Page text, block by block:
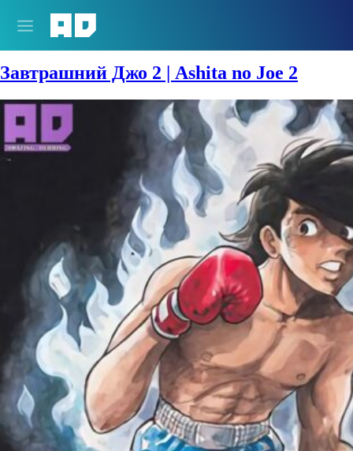
Сезон:1980-1981 год
Завтрашний Джо 2 | Ashita no Joe 2